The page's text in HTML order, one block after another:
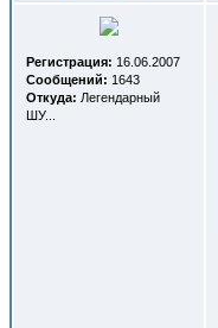
Регистрация: 16.06.2007
Сообщений: 1643
Откуда: Легендарный
ШУ...